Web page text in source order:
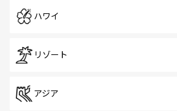
ハワイ
リゾート
アジア